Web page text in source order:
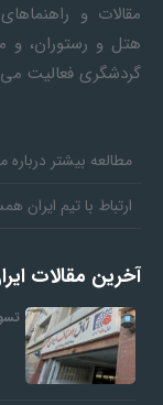
مقالات و
هتل و رستوران، و
گردشگری فعالیت
مطالعه بیشتر
ارتباط با تیم ایران
آخرین مقالات